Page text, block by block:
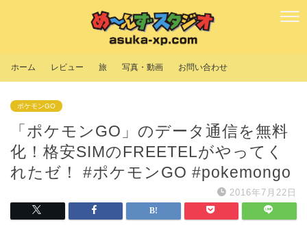
ホーム レビュー 旅 写真・動画 お問い合わせ
ポケモンGO
「ポケモンGO」のデータ通信を無料
化！格安SIMのFREETELがやってく
れたゼ！ #ポケモンGO #pokemongo
2016年7月22日